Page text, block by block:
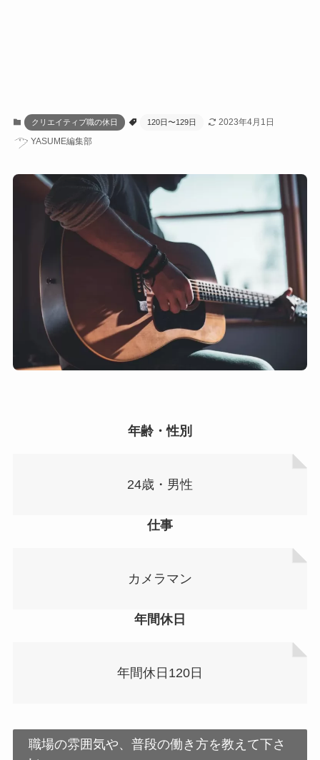
クリエイティブ職の休日 120日〜129日
2023年4月1日
YASUME編集部
年齢・性別
24歳・男性
仕事
カメラマン
年間休日
年間休日120日
職場の雰囲気や、普段の働き方を教えて下さ